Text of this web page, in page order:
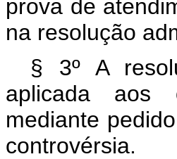
prova de
na resolução
§ 3º A
aplicada aos
mediante
controvérsia.